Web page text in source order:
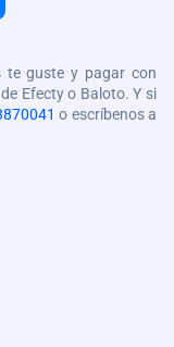
te guste y pagar con
Efecty o Baloto. Y si
o escríbenos a